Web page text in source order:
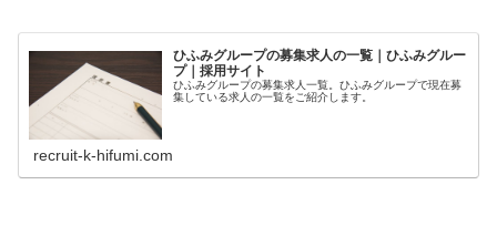
ひふみグループの募集求人の一覧｜ひふみグルー
プ｜採用サイト
ひふみグループの募集求人一覧。ひふみグループで現在募
集している求人の一覧をご紹介します。
recruit-k-hifumi.com